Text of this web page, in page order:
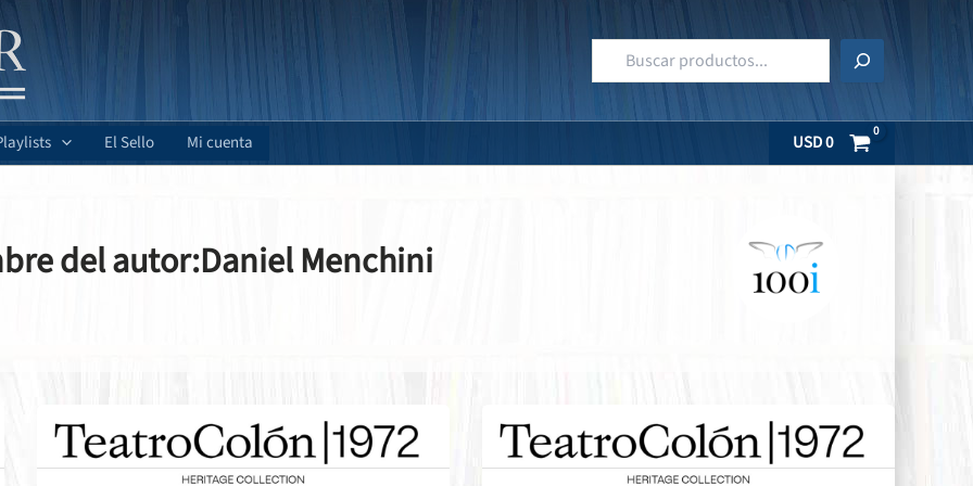
El Sello Mi cuenta USD0
del autor:Daniel Menchini